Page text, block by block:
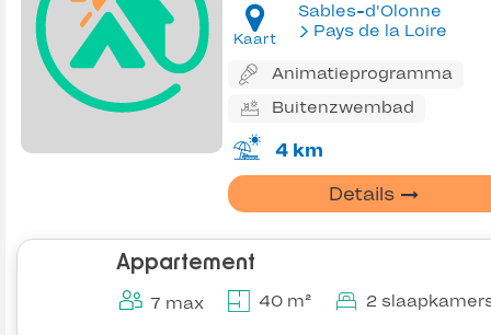
Kaart
Sables-d'Olonne
Pays de la Loire
Animatieprogramma
Buitenzwembad
4 km
Details
Appartement
7 max 40 m² 2